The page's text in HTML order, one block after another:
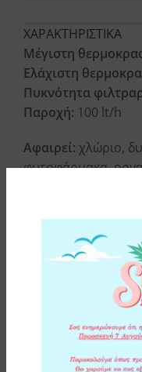
ΧΑΡΑΚΤΗΡΙΣΤΙΚΑ
Μέγιστη
Ελάχιστη
Πυκνότητα
Παροχή: 100 lt/h
Αφαιρεί: χλώριο,
φυτοφάρμακα,
Η μεμβράνη
παθογόνα
cholerae,
(Giardia,
Αλλαγή:κάθε 4-6
συσκευή του